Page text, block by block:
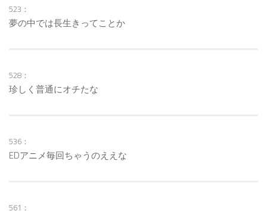
523：
夢の中では長生きってことか
528：
珍しく普通にオチたな
536：
EDアニメ毎回ちゃうのええな
561：